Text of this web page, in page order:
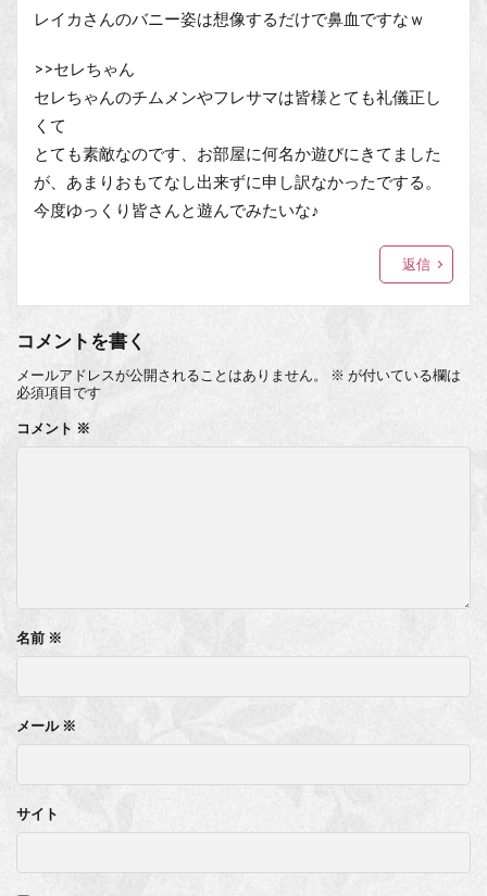
レイカさんのバニー姿は想像するだけで鼻血ですなｗ
>>セレちゃん
セレちゃんのチムメンやフレサマは皆様とても礼儀正し
くて
とても素敵なのです、お部屋に何名か遊びにきてました
が、あまりおもてなし出来ずに申し訳なかったでする。
今度ゆっくり皆さんと遊んでみたいな♪
返信
コメントを書く
メールアドレスが公開されることはありません。 ※ が付いている欄は
必須項目です
コメント ※
名前 ※
メール ※
サイト